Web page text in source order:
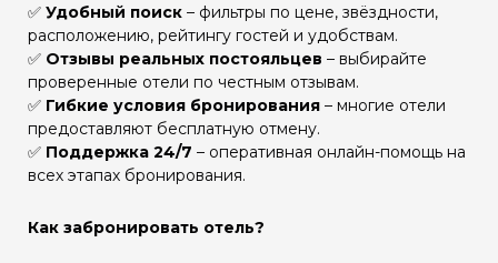
✅ Удобный поиск – фильтры по цене, звёздности,
расположению, рейтингу гостей и удобствам.
✅ Отзывы реальных постояльцев – выбирайте
проверенные отели по честным отзывам.
✅ Гибкие условия бронирования – многие отели
предоставляют бесплатную отмену.
✅ Поддержка 24/7 – оперативная онлайн-помощь на
всех этапах бронирования.
Как забронировать отель?